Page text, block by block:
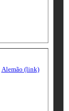
Alemão (link)